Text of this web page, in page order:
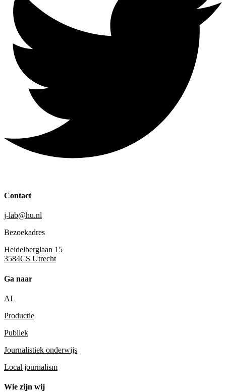
Contact
j-lab@hu.nl
Bezoekadres
Heidelberglaan 15
3584CS Utrecht
Ga naar
AI
Productie
Publiek
Journalistiek onderwijs
Local journalism
Wie zijn wij